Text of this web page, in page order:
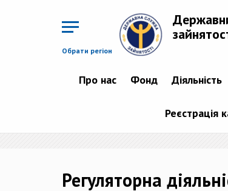
Обрати регіон
Про нас Фонд Діяльність
Реєстрація
Регуляторна